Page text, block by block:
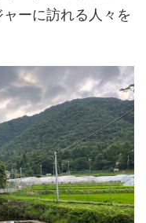
ーに訪れる人々を